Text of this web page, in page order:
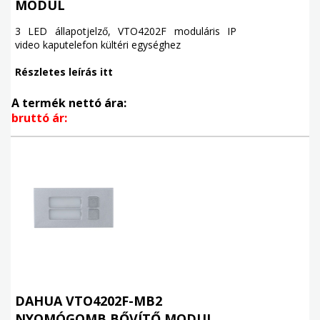
MODUL
3 LED állapotjelző, VTO4202F moduláris IP
video kaputelefon kültéri egységhez
Részletes leírás itt
A termék nettó ára:
bruttó ár:
DAHUA VTO4202F-MB2